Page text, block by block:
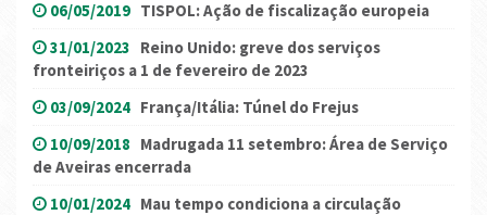
06/05/2019 TISPOL: Ação de fiscalização europeia
31/01/2023 Reino Unido: greve dos serviços
fronteiriços a 1 de fevereiro de 2023
03/09/2024 França/Itália: Túnel do Frejus
10/09/2018 Madrugada 11 setembro: Área de Serviço
de Aveiras encerrada
10/01/2024 Mau tempo condiciona a circulação